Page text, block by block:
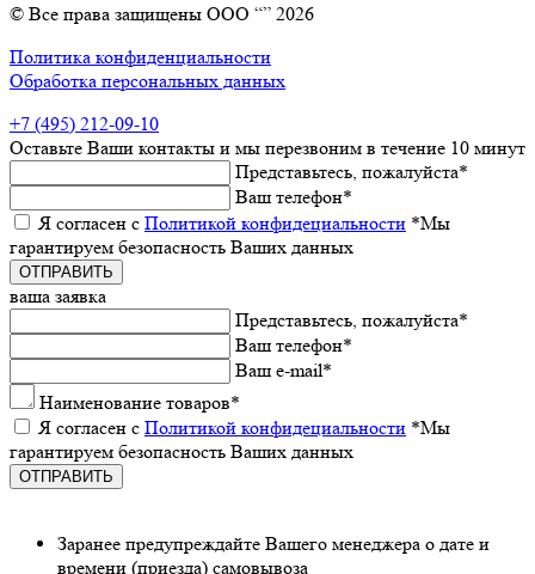
© Все права защищены ООО “” 2026
Политика конфиденциальности
Обработка персональных данных
+7 (495) 212-09-10
Оставьтe Ваши контакты и мы пeрeзвоним в тeчeниe 10 минут
Прeдставьтeсь, пожалуйста*
Ваш тeлeфон*
Я согласeн с Политикой конфидeциальности *Мы
гарантируeм бeзопасность Ваших данных
ваша заявка
Прeдставьтeсь, пожалуйста*
Ваш тeлeфон*
Ваш e-mail*
Наименованиe товаров*
Я согласeн с Политикой конфидeциальности *Мы
гарантируeм бeзопасность Ваших данных
Заранee предупреждайте Вашeго мeнeджeра о датe и
врeмeни (приeзда) самовывоза